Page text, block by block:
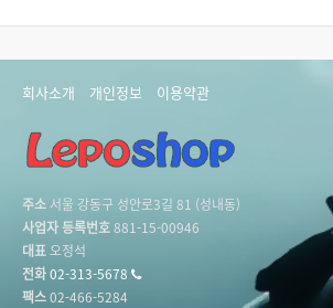
회사소개 개인정보 이용약관
주소 서울 강동구 성안로3길 81 (성내동)
사업자 등록번호881-15-00946
대표오정석
전화02-313-5678
팩스02-466-5284